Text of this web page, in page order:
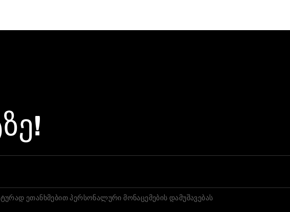
ეთანხმებით პერსონალური მონაცემების დამუშავებას